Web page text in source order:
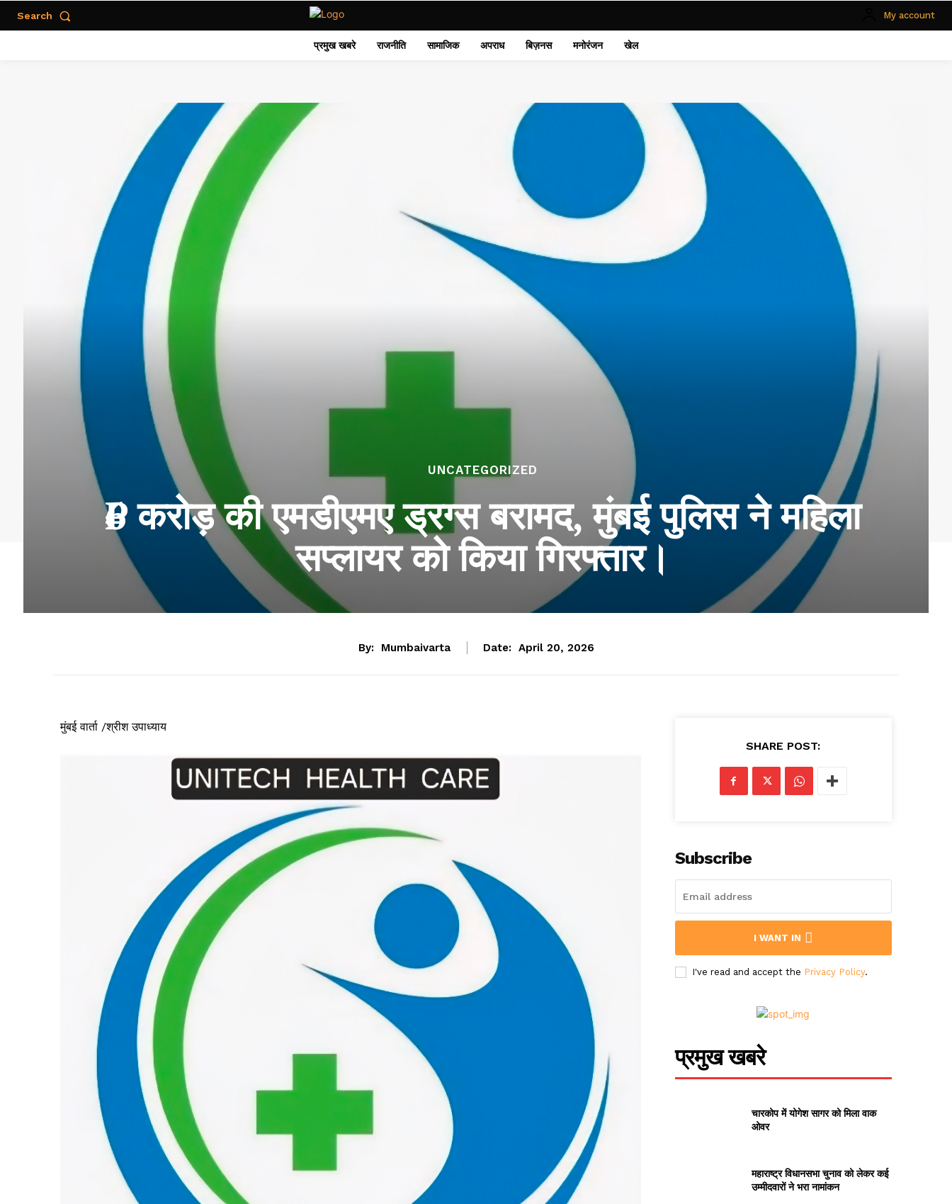
Search My account
प्रमुख खबरे राजनीति सामाजिक अपराध बिज़नस मनोरंजन खेल
UNCATEGORIZED
₹6 करोड़ की एमडीएमए ड्रग्स बरामद, मुंबई पुलिस ने महिला
सप्लायर को किया गिरफ्तार।
By: Mumbaivarta Date: April 20, 2026
मुंबई वार्ता /श्रीश उपाध्याय
SHARE POST:
Subscribe
I WANT IN
I've read and accept the Privacy Policy.
प्रमुख खबरे
चारकोप में योगेश सागर को मिला वाक
ओवर
महाराष्ट्र विधानसभा चुनाव को लेकर कई
उम्मीदवारों ने भरा नामांकन